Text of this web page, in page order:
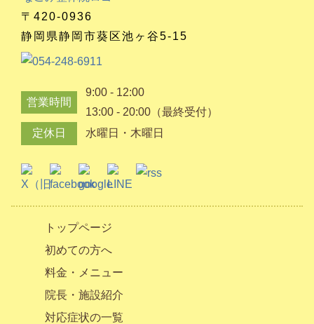
〒420-0936
静岡県静岡市葵区池ヶ谷5-15
営業時間
9:00 - 12:00
13:00 - 20:00（最終受付）
定休日
水曜日・木曜日
トップページ
初めての方へ
料金・メニュー
院長・施設紹介
対応症状の一覧